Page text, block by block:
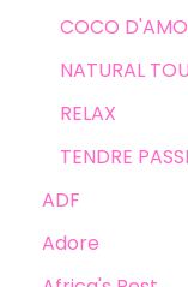
COCO
NATURAL
RELAX
TENDRE
ADF
Adore